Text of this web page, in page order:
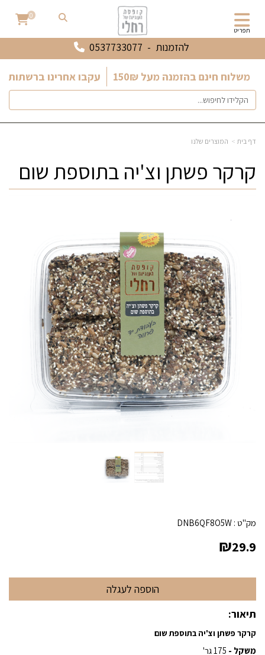
תפריט
0
להזמנות - 0537733077
משלוח חינם בהזמנה מעל 150₪ עקבו אחרינו ברשתות
דף בית המוצרים שלנו
קרקר פשתן וצ'יה בתוספת שום
מק"ט : DNB6QF8O5W
₪29.9
תיאור:
קרקר פשתן וצ'יה בתוספת שום
משקל - 175 גר'